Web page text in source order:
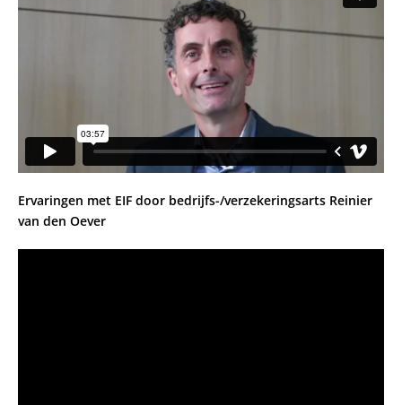
Ervaringen met EIF door bedrijfs-/verzekeringsarts Reinier
van den Oever